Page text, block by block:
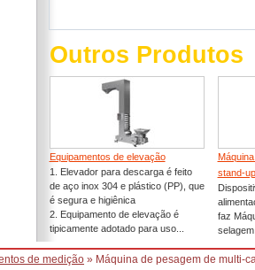
Outros Produtos
Equipamentos de elevação
1. Elevador para descarga é feito
de aço inox 304 e plástico (PP), que
é segura e higiênica
2. Equipamento de elevação é
tipicamente adotado para uso...
stand-up
faz
de medição » Máquina de pesagem de multi-